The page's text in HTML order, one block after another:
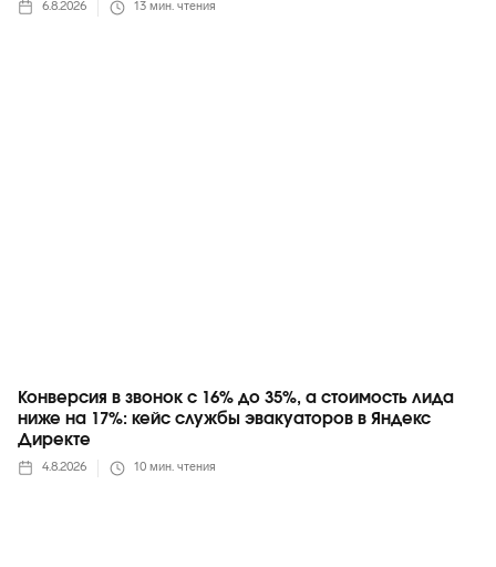
6.8.2026 13 мин. чтения
Конверсия в звонок с 16% до 35%, а стоимость лида
ниже на 17%: кейс службы эвакуаторов в Яндекс
Директе
4.8.2026 10 мин. чтения